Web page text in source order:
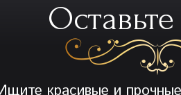
Оставьте
красивые и